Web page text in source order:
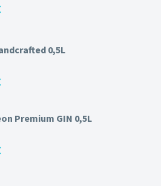
0,5L
Premium GIN 0,5L